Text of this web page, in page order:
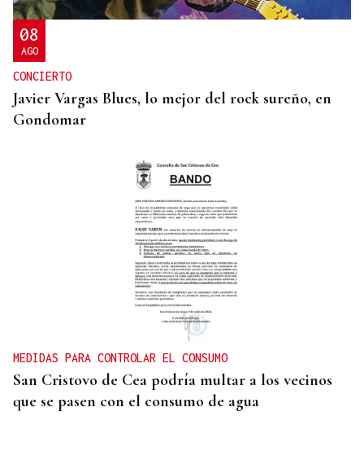
08
AGO
CONCIERTO
Javier Vargas Blues, lo mejor del rock sureño, en
Gondomar
MEDIDAS PARA CONTROLAR EL CONSUMO
San Cristovo de Cea podría multar a los vecinos
que se pasen con el consumo de agua